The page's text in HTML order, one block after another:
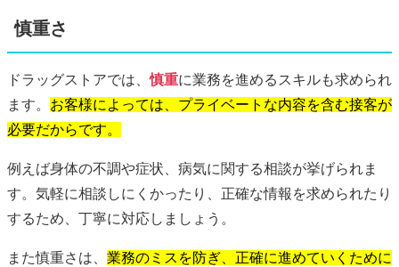
慎重さ
ドラッグストアでは、慎重に業務を進めるスキルも求められ
ます。 お客様によっては、プライベートな内容を含む接客が
必要だからです。
例えば身体の不調や症状、病気に関する相談が挙げられま
す。気軽に相談しにくかったり、正確な情報を求められたり
するため、丁寧に対応しましょう。
また慎重さは、 業務のミスを防ぎ、正確に進めていくために